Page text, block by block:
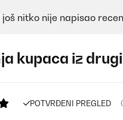
nitko nije napisao
kupaca iz
POTVRĐENI PREGLED